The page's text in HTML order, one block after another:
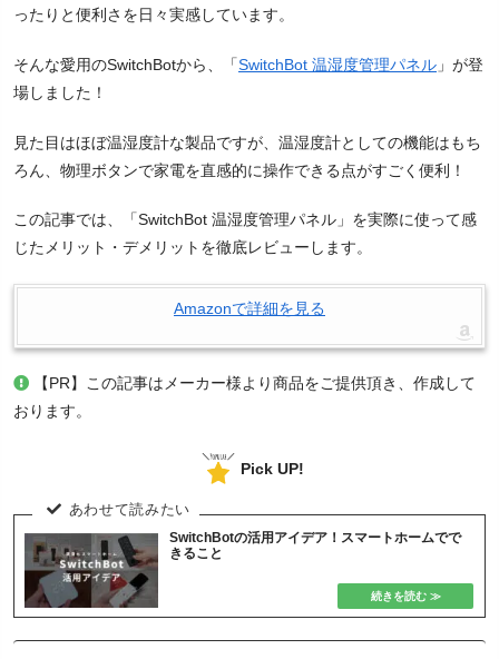
ったりと便利さを日々実感しています。
そんな愛用のSwitchBotから、「SwitchBot 温湿度管理パネル 」が登
場しました！
見た目はほぼ温湿度計な製品ですが、温湿度計としての機能はもち
ろん、物理ボタンで家電を直感的に操作できる点がすごく便利！
この記事では、「SwitchBot 温湿度管理パネル」を実際に使って感
じたメリット・デメリットを徹底レビューします。
Amazonで詳細を見る
【PR】この記事はメーカー様より商品をご提供頂き、作成して
おります。
Pick UP!
SwitchBotの活用アイデア！スマートホームでで
きること